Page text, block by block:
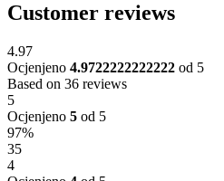
Customer reviews
4.97
Ocjenjeno 4.9722222222222 od 5
Based on 36 reviews
5
Ocjenjeno 5 od 5
97%
35
4